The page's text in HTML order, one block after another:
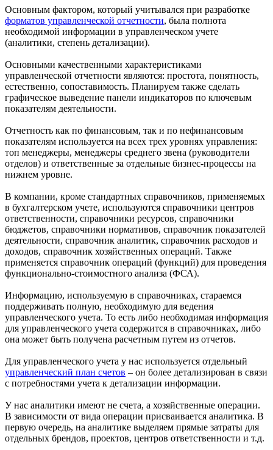
Основным фактором, который учитывался при разработке
форматов управленческой отчетности, была полнота
необходимой информации в управленческом учете
(аналитики, степень детализации).
Основными качественными характеристиками
управленческой отчетности являются: простота, понятность,
естественно, сопоставимость. Планируем также сделать
графическое выведение панели индикаторов по ключевым
показателям деятельности.
Отчетность как по финансовым, так и по нефинансовым
показателям используется на всех трех уровнях управления:
топ менеджеры, менеджеры среднего звена (руководители
отделов) и ответственные за отдельные бизнес-процессы на
нижнем уровне.
В компании, кроме стандартных справочников, применяемых
в бухгалтерском учете, используются справочники центров
ответственности, справочники ресурсов, справочники
бюджетов, справочники нормативов, справочник показателей
деятельности, справочник аналитик, справочник расходов и
доходов, справочник хозяйственных операций. Также
применяется справочник операций (функций) для проведения
функционально-стоимостного анализа (ФСА).
Информацию, используемую в справочниках, стараемся
поддерживать полную, необходимую для ведения
управленческого учета. То есть либо необходимая информация
для управленческого учета содержится в справочниках, либо
она может быть получена расчетным путем из отчетов.
Для управленческого учета у нас используется отдельный
управленческий план счетов – он более детализирован в связи
с потребностями учета к детализации информации.
У нас аналитики имеют не счета, а хозяйственные операции.
В зависимости от вида операции присваивается аналитика. В
первую очередь, на аналитике выделяем прямые затраты для
отдельных брендов, проектов, центров ответственности и т.д.